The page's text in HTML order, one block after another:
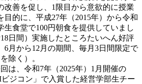
改善を促し、1限目から意欲的に授業
目的に、平成27年（2015年）から令和
生食堂で100円朝食を提供していまし
日間）実施したところたいへん好評
6月から12月の期間、毎月3日間限定で
除く）。
は、令和7年（2025年）1月開催の
ジコン」で入賞した経営学部生チー